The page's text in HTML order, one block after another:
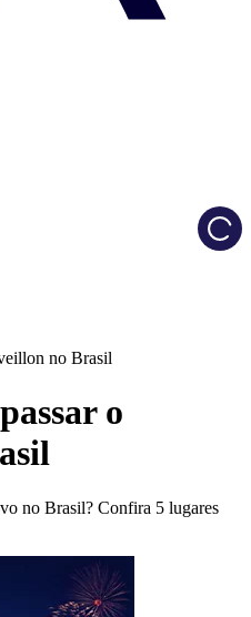
no Brasil
o
no Brasil? Confira 5 lugares